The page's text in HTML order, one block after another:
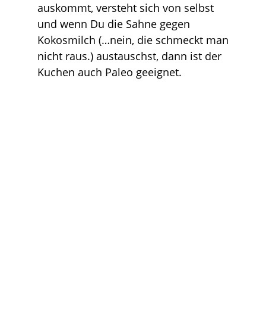
auskommt, versteht sich von selbst
und wenn Du die Sahne gegen
Kokosmilch (…nein, die schmeckt man
nicht raus.) austauschst, dann ist der
Kuchen auch Paleo geeignet.